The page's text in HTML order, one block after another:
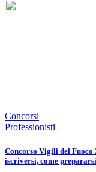
Concorsi
Professionisti
Concorso Vigili del
iscriversi, come